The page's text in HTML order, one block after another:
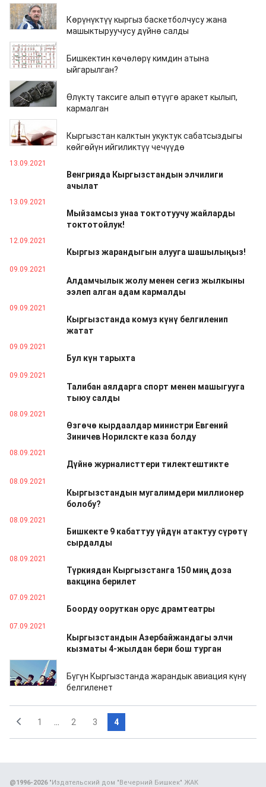
15.09.2021
Көрүнүктүү кыргыз баскетболчусу жана
машыктыруучусу дүйнө салды
14.09.2021
Бишкектин көчөлөрү кимдин атына
ыйгарылган?
14.09.2021
Өлүктү таксиге алып өтүүгө аракет кылып,
кармалган
14.09.2021
Кыргызстан калктын укуктук сабатсыздыгы
көйгөйүн ийгиликтүү чечүүдө
13.09.2021
Венгрияда Кыргызстандын элчилиги
ачылат
13.09.2021
Мыйзамсыз унаа токтотуучу жайларды
токтотойлук!
12.09.2021
Кыргыз жарандыгын алууга шашылыңыз!
09.09.2021
Алдамчылык жолу менен сегиз жылкыны
ээлеп алган адам кармалды
09.09.2021
Кыргызстанда комуз күнү белгиленип
жатат
09.09.2021
Бул күн тарыхта
09.09.2021
Талибан аялдарга спорт менен машыгууга
тыюу салды
08.09.2021
Өзгөчө кырдаалдар министри Евгений
Зиничев Норилскте каза болду
08.09.2021
Дүйнө журналисттери тилектештикте
08.09.2021
Кыргызстандын мугалимдери миллионер
болобу?
08.09.2021
Бишкекте 9 кабаттуу үйдүн атактуу сүрөтү
сырдалды
08.09.2021
Түркиядан Кыргызстанга 150 миң доза
вакцина берилет
07.09.2021
Боорду ооруткан орус драмтеатры
07.09.2021
Кыргызстандын Азербайжандагы элчи
кызматы 4-жылдан бери бош турган
01.01.2021
Бүгүн Кыргызстанда жарандык авиация күнү
белгиленет
1 2 3 4
@1996-2026"Издательский дом "Вечерний Бишкек" ЖАК